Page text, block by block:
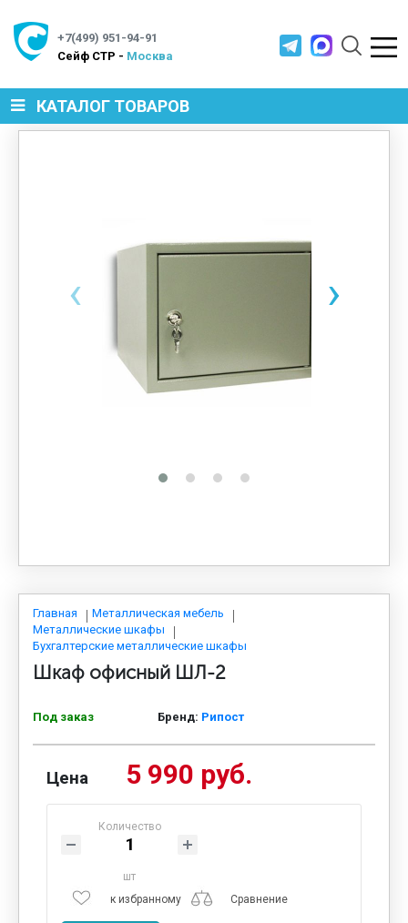
+7(499) 951-94-91
Cейф СТР - Москва
КАТАЛОГ ТОВАРОВ
ПРОИЗВОДСТВЕННАЯ МЕБЕЛЬ
СИСТЕМЫ ХРАНЕНИЯ
МЕБЕЛЬ ДЛЯ ДОМА
МЕБЕЛЬ ДЛЯ СТОЛОВЫХ
‹ ›
Главная
Металлическая мебель
Металлические шкафы
Бухгалтерские металлические шкафы
Шкаф офисный ШЛ-2
Под заказ Бренд: Рипост
Цена 5 990 руб.
Количество
шт
к избранному
Сравнение